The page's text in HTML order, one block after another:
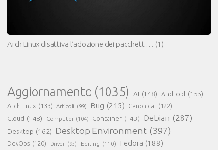
Arch Linux disattiva l’adozione dei pacchetti… (1)
Aggiornamento (1035) AI (148) Android (155)
Arch Linux (133) Articoli (99) Bug (215) Canonical (122)
Cloud (148) Computer (104) Container (143) Debian (287)
Desktop (162) Desktop Environment (397)
DevOps (120) Driver (95) Editing (110) Fedora (188)